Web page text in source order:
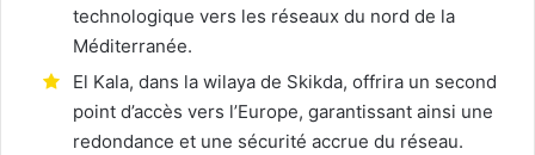
technologique vers les réseaux du nord de la
Méditerranée.
El Kala, dans la wilaya de Skikda, offrira un second
point d’accès vers l’Europe, garantissant ainsi une
redondance et une sécurité accrue du réseau.